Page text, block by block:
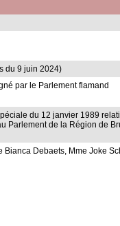
du 9 juin 2024)
par le Parlement flamand
du 12 janvier 1989
Parlement de la Région de
Bianca Debaets, Mme Joke